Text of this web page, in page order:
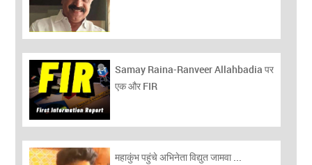
Samay Raina-Ranveer Allahbadia पर
एक और FIR
महाकुंभ पहुंचे अभिनेता विद्युत जामवा ...